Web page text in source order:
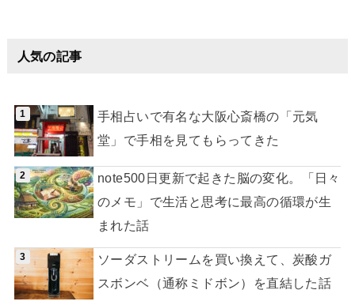
人気の記事
手相占いで有名な大阪心斎橋の「元気
堂」で手相を見てもらってきた
note500日更新で起きた脳の変化。「日々
のメモ」で生活と思考に最高の循環が生
まれた話
ソーダストリームを買い換えて、炭酸ガ
スボンベ（通称ミドボン）を直結した話